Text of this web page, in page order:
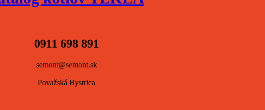
0911 698 891
semont@semont.sk
Považská Bystrica